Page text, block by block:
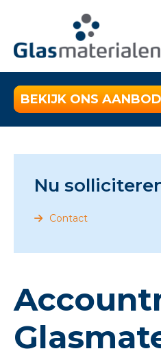
BEKIJK ONS AANBOD
Nu
Contact